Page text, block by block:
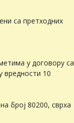
са претходних
у договору са
вредности 10
број 80200, сврха